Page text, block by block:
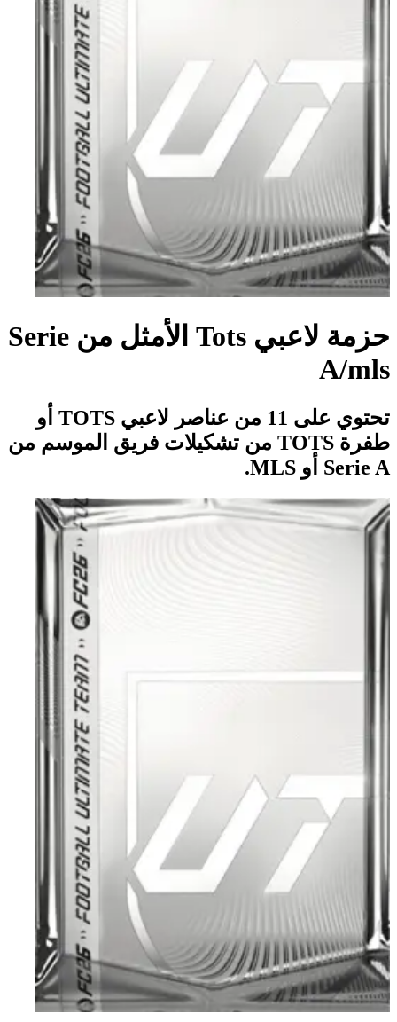
حزمة لاعبي Tots الأمثل من Serie
A/mls
تحتوي على 11 من عناصر لاعبي TOTS أو
طفرة TOTS من تشكيلات فريق الموسم من
Serie A أو MLS.